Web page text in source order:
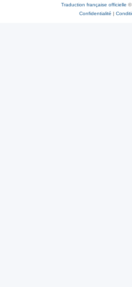
Traduction française officielle ©
Confidentialité |